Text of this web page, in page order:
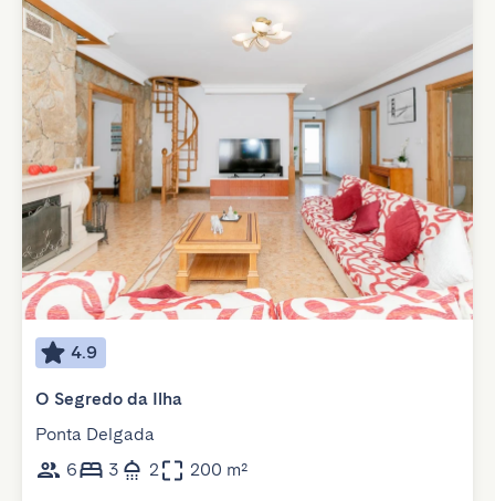
4.9
O Segredo da Ilha
Ponta Delgada
6
3 2 200 m²